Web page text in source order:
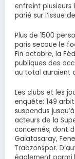
enfreint plusieurs
parié sur l’issue
Plus de 1500
paris secoue le
Fin octobre, la
publiques des
au total auraient
Les clubs et les
enquête: 149
suspendus
acteurs de la
concernés, dont
Galatasaray,
Trabzonspor.
également parmi